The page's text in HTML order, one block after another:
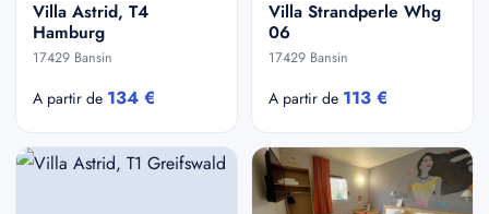
Villa Astrid, T4
Hamburg
17429 Bansin
A partir de 134 €
Villa Strandperle Whg
06
17429 Bansin
A partir de 113 €